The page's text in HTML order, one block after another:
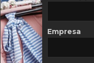
Empresa